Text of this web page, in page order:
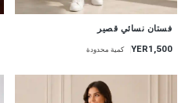
جديد
فستان نسائي قصير
YER1,500 كمية محدودة